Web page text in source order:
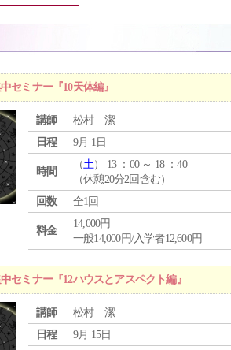
セミナー『10天体編』
講師
松村 潔
日程
9月 1日
時間
（土） 13 ：00 ～ 18 ：40
（休憩20分2回含む）
回数
全1回
料金
14,000円
一般14,000円/入学者12,600円
セミナー『12ハウスとアスペクト編』
講師
松村 潔
日程
9月 15日